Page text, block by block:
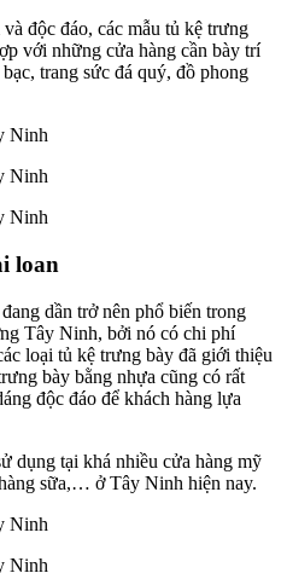
độc đáo, các mẫu tủ kệ trưng
với những cửa hàng cần bày trí
trang sức đá quý, đồ phong
loan
dần trở nên phổ biến trong
Tây Ninh, bởi nó có chi phí
loại tủ kệ trưng bày đã giới thiệu
bày bằng nhựa cũng có rất
độc đáo để khách hàng lựa
dụng tại khá nhiều cửa hàng mỹ
sữa,… ở Tây Ninh hiện nay.